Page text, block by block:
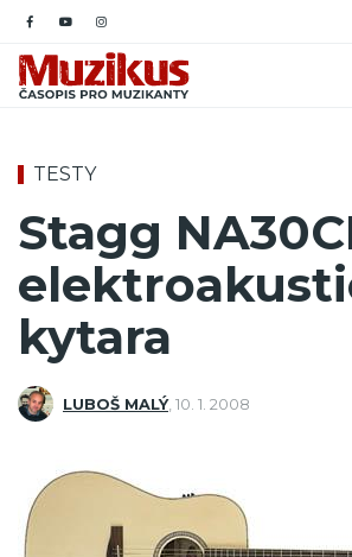
TESTY
Stagg
kytara
LUBOŠ MALÝ, 10. 1. 2008